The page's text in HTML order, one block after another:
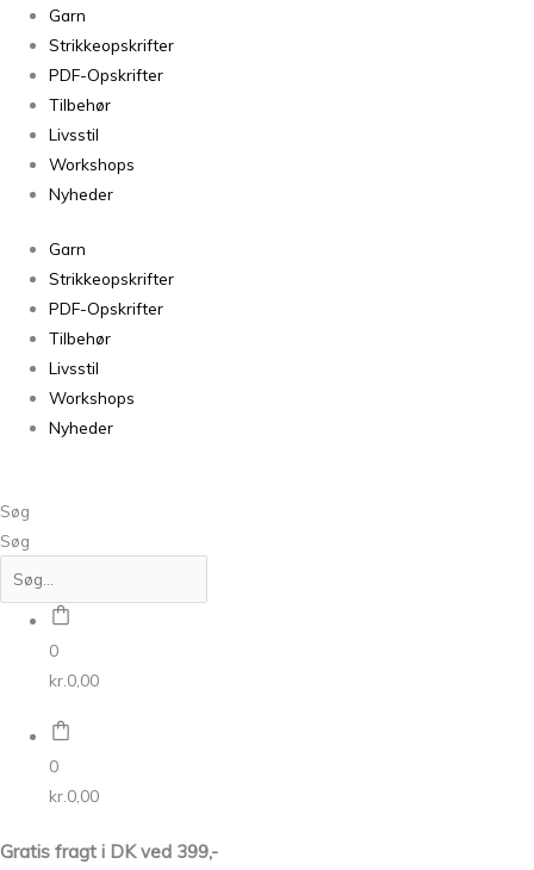
Garn
Strikkeopskrifter
PDF-Opskrifter
Tilbehør
Livsstil
Workshops
Nyheder
Garn
Strikkeopskrifter
PDF-Opskrifter
Tilbehør
Livsstil
Workshops
Nyheder
Søg
Søg
0
kr. 0,00
0
kr. 0,00
Gratis fragt i DK ved 399,-
Havblik
Koral
antal